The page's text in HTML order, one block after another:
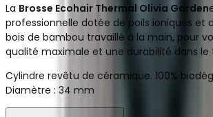
La Brosse Ecohair Thermal Olivia Garden
professionnelle dotée de poils ioniques et
bois de bambou travaillé à la main, pour
qualité maximale et une durabilité dans le
Cylindre revêtu de céramique. 100%
Diamètre : 34 mm